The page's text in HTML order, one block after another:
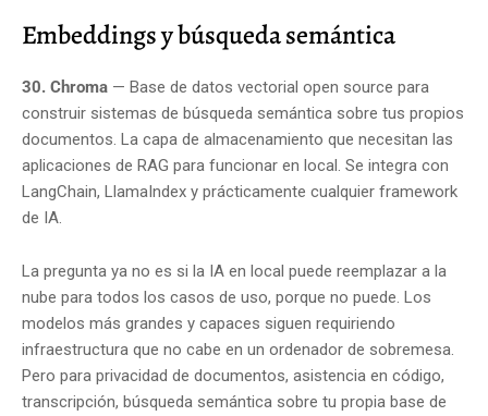
Embeddings y búsqueda semántica
30. Chroma — Base de datos vectorial open source para
construir sistemas de búsqueda semántica sobre tus propios
documentos. La capa de almacenamiento que necesitan las
aplicaciones de RAG para funcionar en local. Se integra con
LangChain, LlamaIndex y prácticamente cualquier framework
de IA.
La pregunta ya no es si la IA en local puede reemplazar a la
nube para todos los casos de uso, porque no puede. Los
modelos más grandes y capaces siguen requiriendo
infraestructura que no cabe en un ordenador de sobremesa.
Pero para privacidad de documentos, asistencia en código,
transcripción, búsqueda semántica sobre tu propia base de